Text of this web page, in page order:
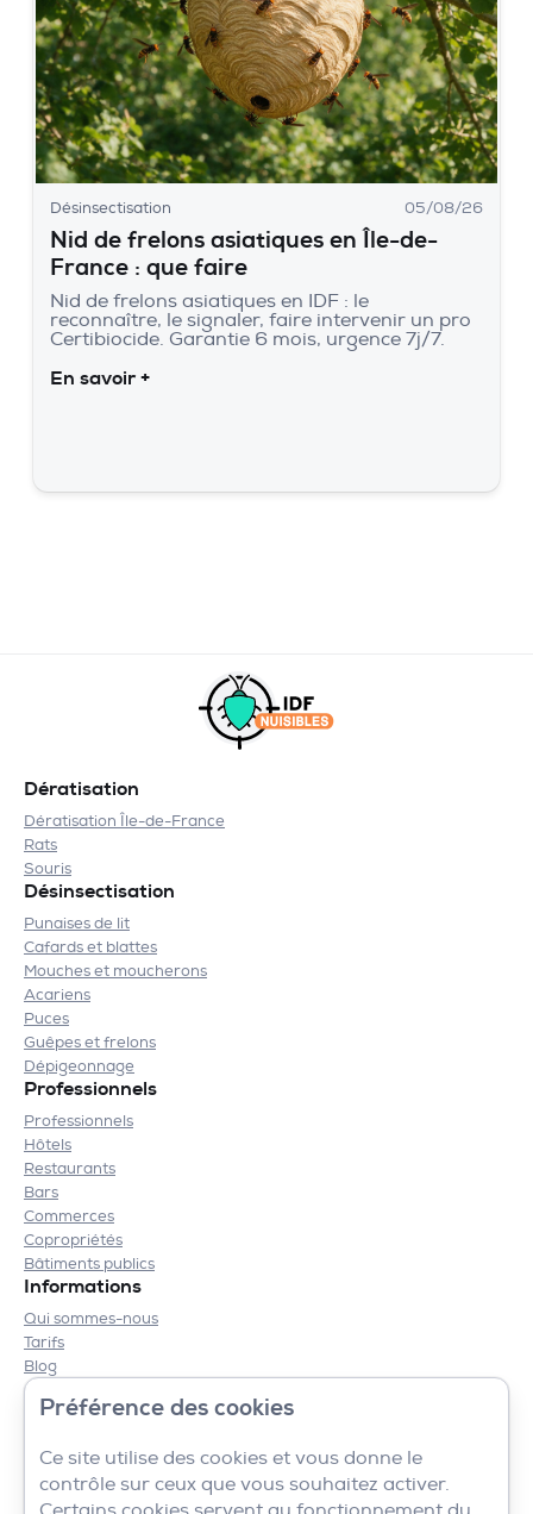
Désinsectisation 05/08/26
Nid de frelons asiatiques en Île-de-
France : que faire
Nid de frelons asiatiques en IDF : le
reconnaître, le signaler, faire intervenir un pro
Certibiocide. Garantie 6 mois, urgence 7j/7.
En savoir +
Préférence des cookies
Ce site utilise des cookies et vous donne le
contrôle sur ceux que vous souhaitez activer.
Dératisation
Dératisation Île-de-France
Rats
Souris
Désinsectisation
Punaises de lit
Cafards et blattes
Mouches et moucherons
Acariens
Puces
Guêpes et frelons
Dépigeonnage
Professionnels
Professionnels
Hôtels
Restaurants
Bars
Commerces
Copropriétés
Bâtiments publics
Informations
Qui sommes-nous
Tarifs
Blog
Contact
Mentions légales